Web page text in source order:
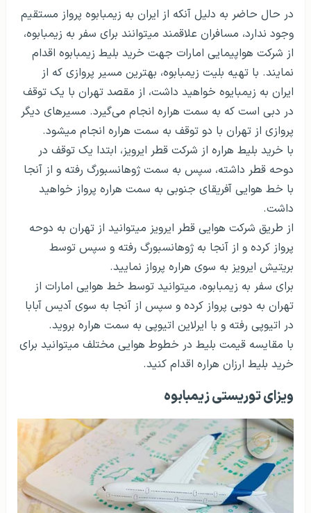
در حال حاضر به دلیل آنکه از ایران به زیمبابوه پرواز مستقیم
وجود ندارد، مسافران علاقمند می­توانند برای سفر به زیمبابوه،
از شرکت هواپیمایی امارات جهت خرید بلیط زیمبابوه اقدام
نمایند. با تهیه بلیت زیمبابوه، بهترین مسیر پروازی که از
ایران به زیمبایوه خواهید داشت، از مقصد تهران با یک توقف
در دبی است که به سمت هراره انجام می‌گیرد. مسیرهای دیگر
پروازی از تهران با دو توقف به سمت هراره انجام می­شود.
با خرید بلیط هراره از شرکت قطر ایرویز، ابتدا یک توقف در
دوحه قطر داشته، سپس به سمت ژوهانسبورگ رفته و از آنجا
با خط هوایی آفریقای جنوبی به سمت هراره پرواز خواهید
داشت.
از طریق شرکت هوایی قطر ایرویز می­توانید از تهران به دوحه
پرواز کرده و از آنجا به ژوهانسبورگ رفته و سپس توسط
بریتیش ایرویز به سوی هراره پرواز نمایید.
برای سفر به زیمبابوه، می­توانید توسط خط هوایی امارات از
تهران به دوبی پرواز کرده و سپس از آنجا به سوی آدیس آبابا
در اتیوپی رفته و با ایرلاین اتیوپی به سمت هراره بروید.
با مقایسه قیمت بلیط در خطوط هوایی مختلف می­توانید برای
خرید بلیط ارزان هراره اقدام کنید.
ویزای توریستی زیمبابوه